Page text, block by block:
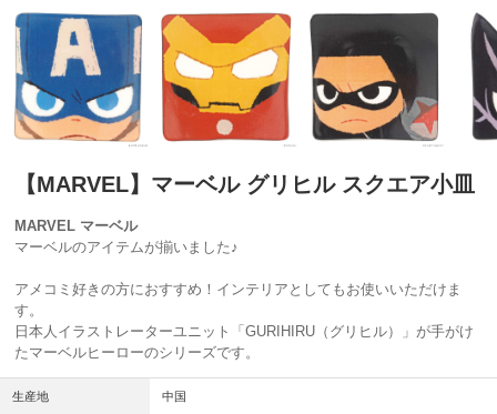
【MARVEL】マーベル グリヒル スクエア小皿
MARVEL マーベル
マーベルのアイテムが揃いました♪
アメコミ好きの方におすすめ！インテリアとしてもお使いいただけま
す。
日本人イラストレーターユニット「GURIHIRU（グリヒル）」が手がけ
たマーベルヒーローのシリーズです。
生産地 中国